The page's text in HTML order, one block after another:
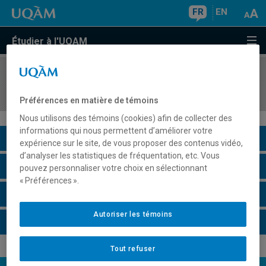
FR EN
Étudier à l'UQAM
COURS//
Description du cours
Horaire - Été 2026
Préférences en matière de témoins
Nous utilisons des témoins (cookies) afin de collecter des
informations qui nous permettent d’améliorer votre
expérience sur le site, de vous proposer des contenus vidéo,
d’analyser les statistiques de fréquentation, etc. Vous
pouvez personnaliser votre choix en sélectionnant
« Préférences ».
Tout refuser
Autoriser les témoins